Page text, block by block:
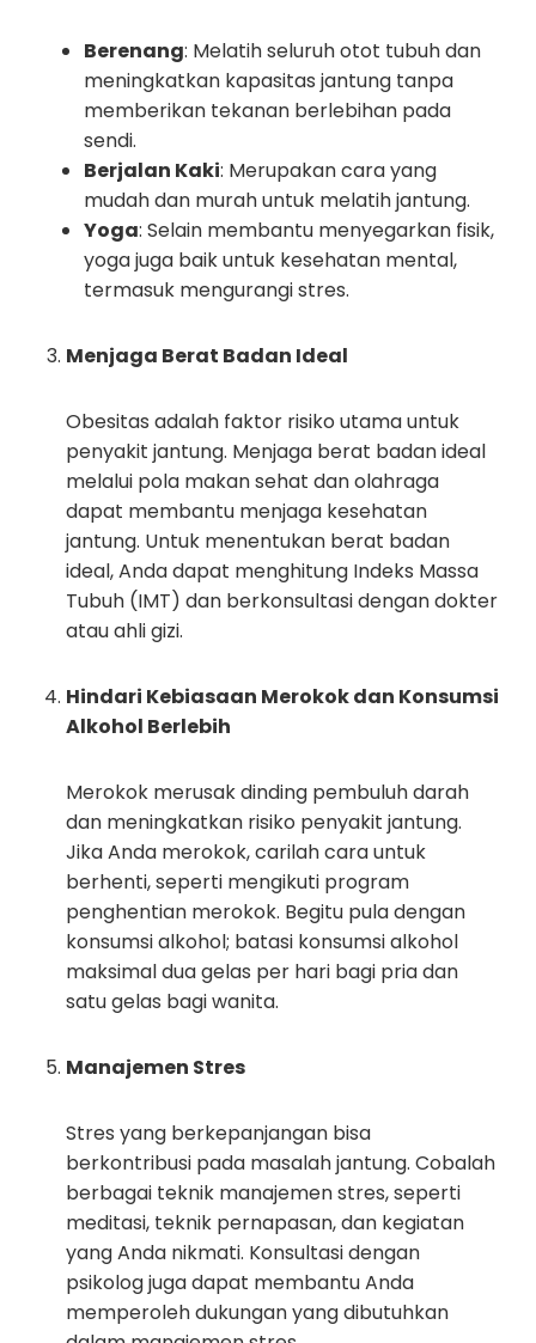
Berenang: Melatih seluruh otot tubuh dan
meningkatkan kapasitas jantung tanpa
memberikan tekanan berlebihan pada
sendi.
Berjalan Kaki: Merupakan cara yang
mudah dan murah untuk melatih jantung.
Yoga: Selain membantu menyegarkan fisik,
yoga juga baik untuk kesehatan mental,
termasuk mengurangi stres.
Menjaga Berat Badan Ideal
Obesitas adalah faktor risiko utama untuk
penyakit jantung. Menjaga berat badan ideal
melalui pola makan sehat dan olahraga
dapat membantu menjaga kesehatan
jantung. Untuk menentukan berat badan
ideal, Anda dapat menghitung Indeks Massa
Tubuh (IMT) dan berkonsultasi dengan dokter
atau ahli gizi.
Hindari Kebiasaan Merokok dan Konsumsi
Alkohol Berlebih
Merokok merusak dinding pembuluh darah
dan meningkatkan risiko penyakit jantung.
Jika Anda merokok, carilah cara untuk
berhenti, seperti mengikuti program
penghentian merokok. Begitu pula dengan
konsumsi alkohol; batasi konsumsi alkohol
maksimal dua gelas per hari bagi pria dan
satu gelas bagi wanita.
Manajemen Stres
Stres yang berkepanjangan bisa
berkontribusi pada masalah jantung. Cobalah
berbagai teknik manajemen stres, seperti
meditasi, teknik pernapasan, dan kegiatan
yang Anda nikmati. Konsultasi dengan
psikolog juga dapat membantu Anda
memperoleh dukungan yang dibutuhkan